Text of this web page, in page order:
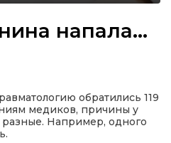
напала…
обратились 119
медиков, причины у
Например, одного